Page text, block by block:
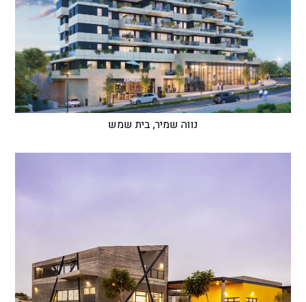
נווה שמיר, בית שמש